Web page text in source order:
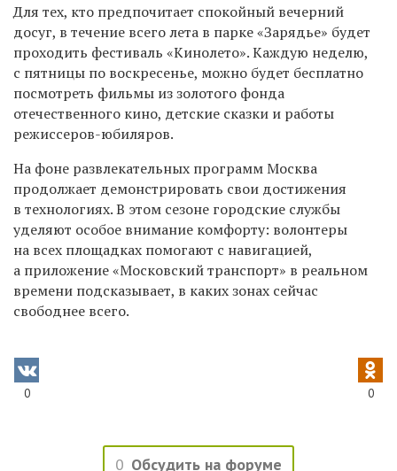
Для тех, кто предпочитает спокойный вечерний
досуг, в течение всего лета в парке «Зарядье» будет
проходить фестиваль «Кинолето». Каждую неделю,
с пятницы по воскресенье, можно будет бесплатно
посмотреть фильмы из золотого фонда
отечественного кино, детские сказки и работы
режиссеров-юбиляров.
На фоне развлекательных программ Москва
продолжает демонстрировать свои достижения
в технологиях. В этом сезоне городские службы
уделяют особое внимание комфорту: волонтеры
на всех площадках помогают с навигацией,
а приложение «Московский транспорт» в реальном
времени подсказывает, в каких зонах сейчас
свободнее всего.
0 0
0 Обсудить на форуме